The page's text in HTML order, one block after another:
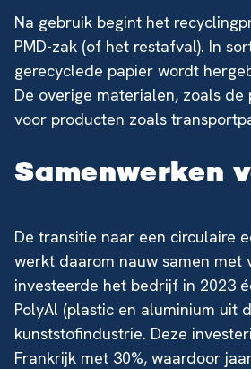
Na gebruik begint het
PMD-zak (of het restafval). In
gerecyclede papier wordt
De overige materialen, zoals
voor producten zoals
Samenwerken
De transitie naar een circulaire
werkt daarom nauw samen
investeerde het bedrijf in 2023
PolyAl (plastic en aluminium uit
kunststofindustrie. Deze
Frankrijk met 30%, waardoor